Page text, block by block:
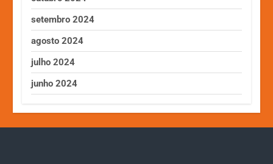
setembro 2024
agosto 2024
julho 2024
junho 2024